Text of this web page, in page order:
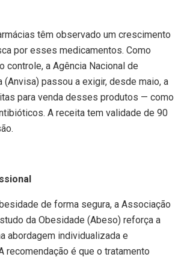
têm observado um crescimento
por esses medicamentos. Como
controle, a Agência Nacional de
(Anvisa) passou a exigir, desde maio, a
para venda desses produtos — como
A receita tem validade de 90
de forma segura, a Associação
da Obesidade (Abeso) reforça a
abordagem individualizada e
recomendação é que o tratamento